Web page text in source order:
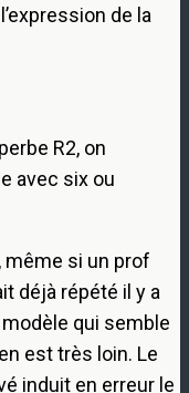
de la
R2, on
avec six ou
si un prof
déjà répété il y a
qui semble
est très loin. Le
induit en erreur le